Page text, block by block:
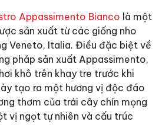
Appassimento Bianco là một
sản xuất từ các giống nho
Veneto, Italia. Điều đặc biệt về
pháp sản xuất Appassimento,
khô trên khay tre trước khi
tạo ra một hương vị độc đáo
thơm của trái cây chín mọng
vị ngọt tự nhiên và cấu trúc